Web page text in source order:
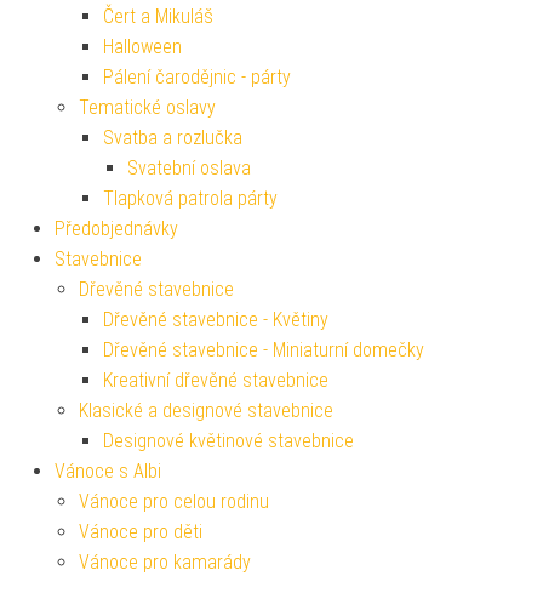
Čert a Mikuláš
Halloween
Pálení čarodějnic - párty
Tematické oslavy
Svatba a rozlučka
Svatební oslava
Tlapková patrola párty
Předobjednávky
Stavebnice
Dřevěné stavebnice
Dřevěné stavebnice - Květiny
Dřevěné stavebnice - Miniaturní domečky
Kreativní dřevěné stavebnice
Klasické a designové stavebnice
Designové květinové stavebnice
Vánoce s Albi
Vánoce pro celou rodinu
Vánoce pro děti
Vánoce pro kamarády